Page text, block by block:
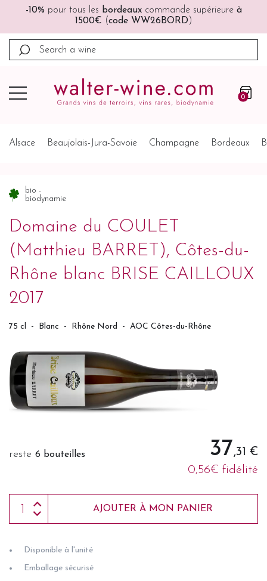
🚚🚚Port offert à partir de 200€ (France, Allemagne,
Belgique, Pays-Bas)
0
Alsace Beaujolais-Jura-Savoie Champagne Bordeaux
bio -
biodynamie
Domaine du COULET
(Matthieu BARRET), Côtes-du-
Rhône blanc BRISE CAILLOUX
2017
75 cl - Blanc - Rhône Nord - AOC Côtes-du-Rhône
reste 6 bouteilles 37,31 €
0,56€ fidélité
AJOUTER À MON PANIER
Disponible à l'unité
Emballage sécurisé